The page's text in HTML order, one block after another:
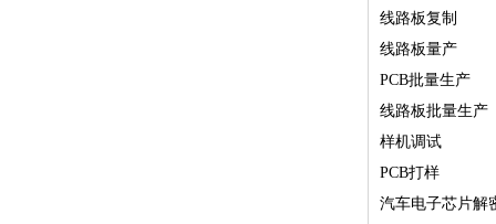
线路板复制
线路板量产
PCB批量生产
线路板批量生产
样机调试
PCB打样
汽车电子芯片解